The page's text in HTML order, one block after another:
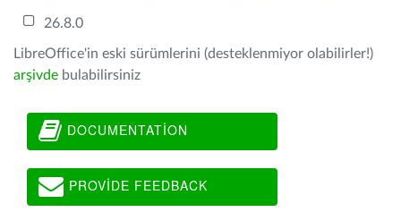
26.8.0
LibreOffice'in eski sürümlerini (desteklenmiyor olabilirler!)
arşivde bulabilirsiniz
DOCUMENTATION
PROVIDE FEEDBACK